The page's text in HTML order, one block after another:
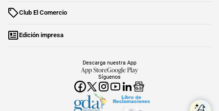
Club El Comercio
Edición impresa
Síguenos
Descarga nuestra App
App StoreGoogle Play